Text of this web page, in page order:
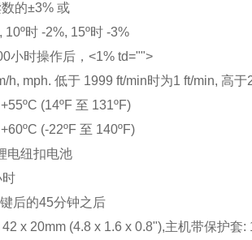
的±3% 或
时 -2%, 15º时 -3%
小时操作后，<1% td="">
h, mph. 低于 1999 ft/min时为1 ft/min, 高
(14ºF 至 131ºF)
(-22ºF 至 140ºF)
电纽扣电池
时
后的45分钟之后
x 20mm (4.8 x 1.6 x 0.8"),主机带保护套